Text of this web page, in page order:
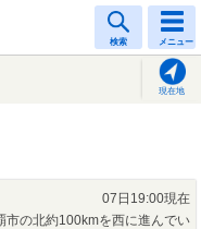
検索 メニュー
現在地
07日19:00現在
市の北約100kmを西に進んでい